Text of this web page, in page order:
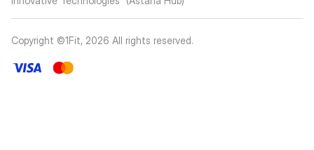
Copyright ©1Fit, 2026 All rights reserved.